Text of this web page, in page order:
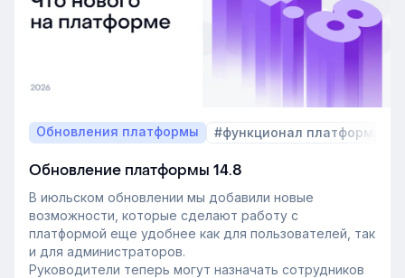
Обновления платформы #функционал платформы
Обновление платформы 14.8
В июльском обновлении мы добавили новые
возможности, которые сделают работу с
платформой еще удобнее как для пользователей, так
и для администраторов.
Руководители теперь могут назначать сотрудников